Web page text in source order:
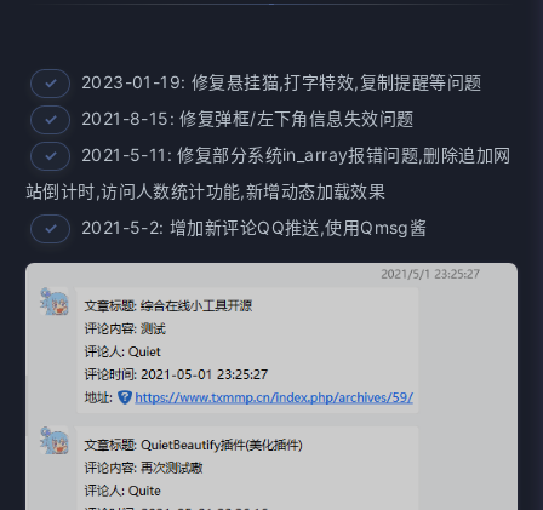
2023-01-19: 修复悬挂猫,打字特效,复制提醒等问题
2021-8-15: 修复弹框/左下角信息失效问题
2021-5-11: 修复部分系统in_array报错问题,删除追加网
站倒计时,访问人数统计功能,新增动态加载效果
2021-5-2: 增加新评论QQ推送,使用Qmsg酱